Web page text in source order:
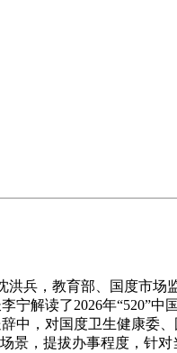
，教育部、国度市场
解读了2026年“520”中
中，对国度卫生健康委
景，提拔办事程度，针